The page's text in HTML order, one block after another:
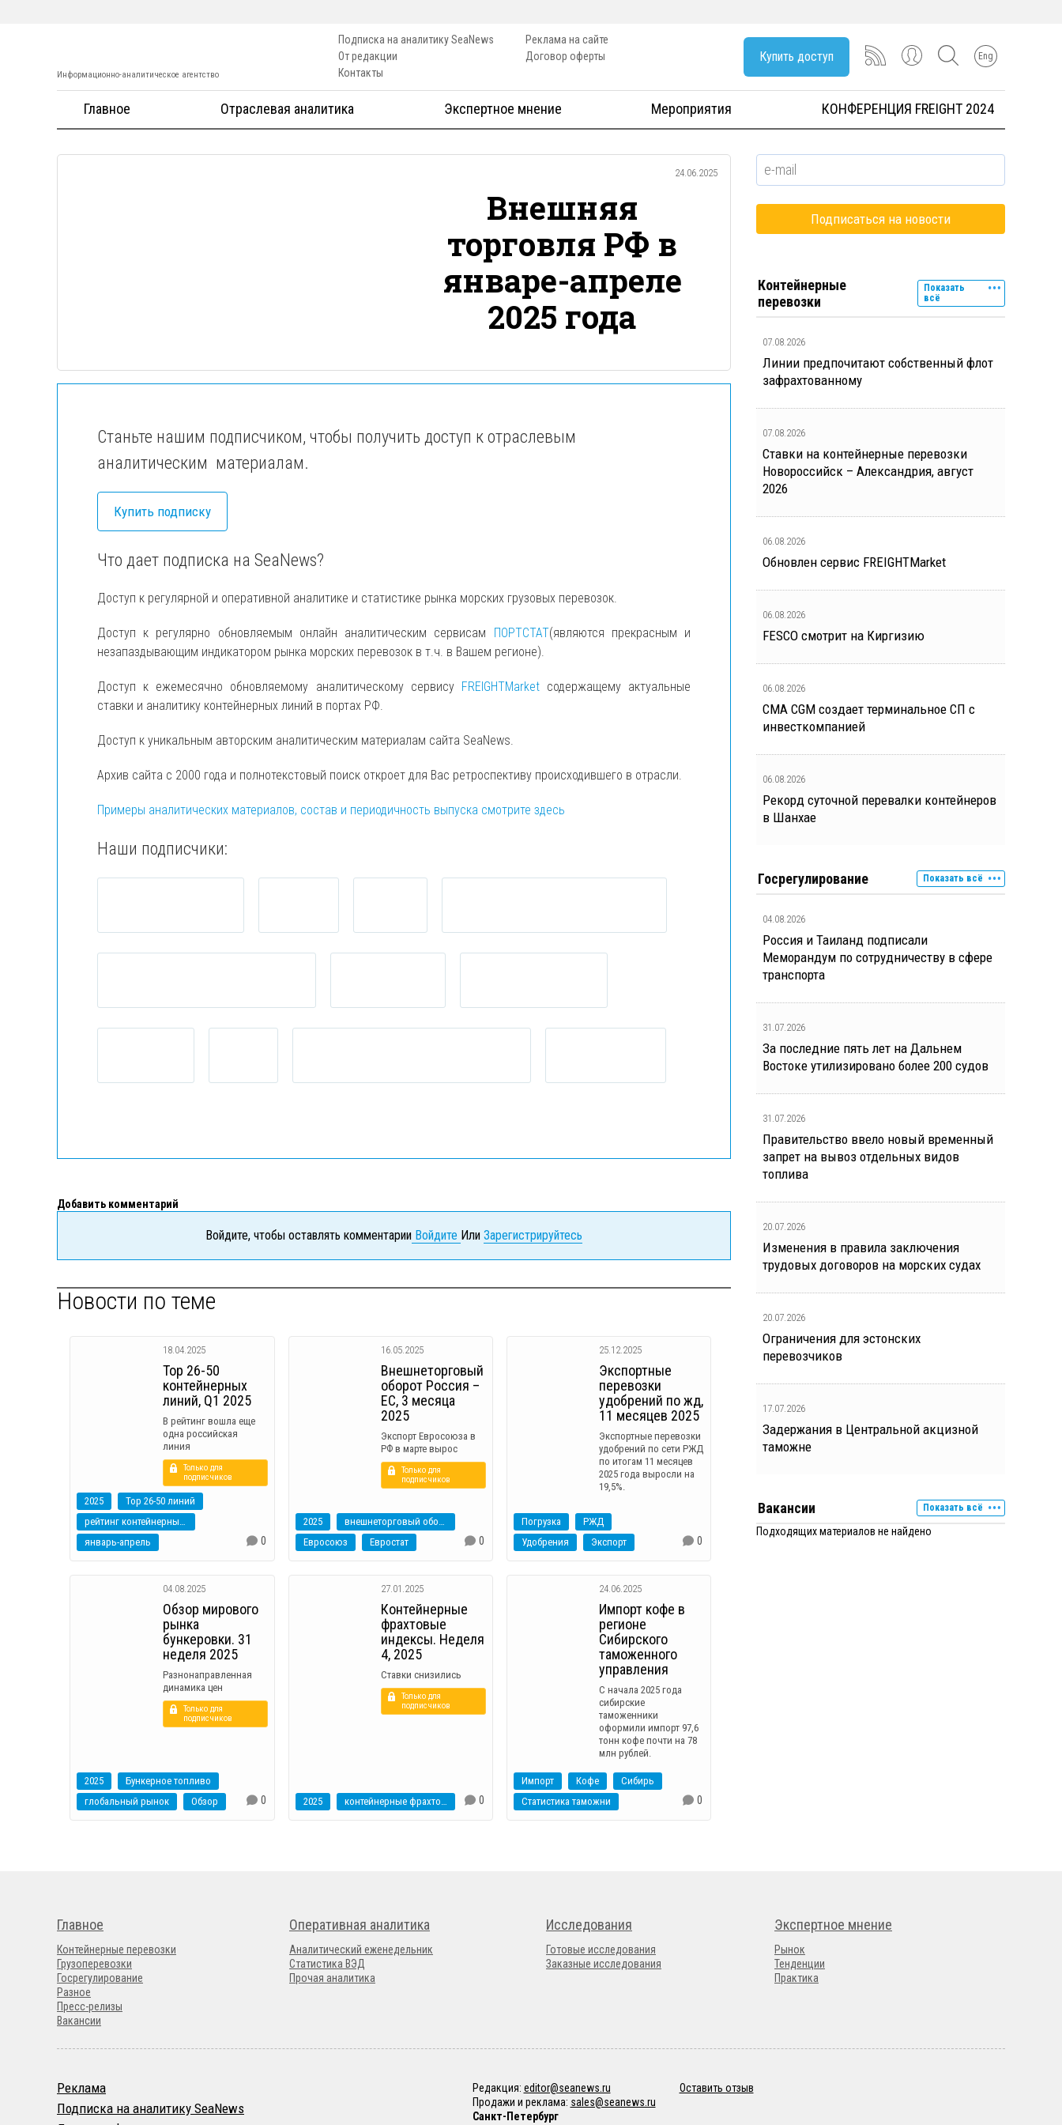
Информационно-аналитическое агентство
Подписка на аналитику SeaNews
От редакции
Контакты
Реклама на сайте
Договор оферты
Купить доступ Eng
Главное Отраслевая аналитика Экспертное мнение Мероприятия КОНФЕРЕНЦИЯ FREIGHT 2024
24.06.2025
Внешняя
торговля РФ в
январе-апреле
2025 года
Станьте нашим подписчиком, чтобы получить доступ к отраслевым
аналитическим материалам.
Купить подписку
Что дает подписка на SeaNews?
Доступ к регулярной и оперативной аналитике и статистике рынка морских грузовых перевозок.
Доступ к регулярно обновляемым онлайн аналитическим сервисам ПОРТСТАТ(являются прекрасным и
незапаздывающим индикатором рынка морских перевозок в т.ч. в Вашем регионе).
Доступ к ежемесячно обновляемому аналитическому сервису FREIGHTMarketсодержащему актуальные
ставки и аналитику контейнерных линий в портах РФ.
Доступ к уникальным авторским аналитическим материалам сайта SeaNews.
Архив сайта с 2000 года и полнотекстовый поиск откроет для Вас ретроспективу происходившего в отрасли.
Примеры аналитических материалов, состав и периодичность выпуска смотрите здесь
Наши подписчики:
Добавить комментарий
Войдите, чтобы оставлять комментарии Войдите Или Зарегистрируйтесь
Новости по теме
18.04.2025
Top 26-50
контейнерных
линий, Q1 2025
В рейтинг вошла еще
одна российская
линия
Только для
подписчиков
2025
Top 26-50 линий
рейтинг контейнерных линий
январь-апрель
0
16.05.2025
Внешнеторговый
оборот Россия –
ЕС, 3 месяца
2025
Экспорт Евросоюза в
РФ в марте вырос
Только для
подписчиков
2025
внешнеторговый оборот
Евросоюз
Евростат 0
25.12.2025
Экспортные
перевозки
удобрений по жд,
11 месяцев 2025
Экспортные перевозки
удобрений по сети РЖД
по итогам 11 месяцев
2025 года выросли на
19,5%.
Погрузка
РЖД
Удобрения
Экспорт 0
04.08.2025
Обзор мирового
рынка
бункеровки. 31
неделя 2025
Разнонаправленная
динамика цен
Только для
подписчиков
2025
Бункерное топливо
глобальный рынок
Обзор 0
27.01.2025
Контейнерные
фрахтовые
индексы. Неделя
4, 2025
Ставки снизились
Только для
подписчиков
2025 0
24.06.2025
Импорт кофе в
регионе
Сибирского
таможенного
управления
С начала 2025 года
сибирские
таможенники
оформили импорт 97,6
тонн кофе почти на 78
млн рублей.
Импорт Кофе
Сибирь
Статистика таможни
0
Контейнерные
перевозки
Показать
всё
07.08.2026
Линии предпочитают собственный флот
зафрахтованному
07.08.2026
Ставки на контейнерные перевозки
Новороссийск – Александрия, август
2026
06.08.2026
Обновлен сервис FREIGHTMarket
06.08.2026
FESCO смотрит на Киргизию
06.08.2026
CMA CGM создает терминальное СП с
инвесткомпанией
06.08.2026
Рекорд суточной перевалки контейнеров
в Шанхае
Госрегулирование Показать всё
04.08.2026
Россия и Таиланд подписали
Меморандум по сотрудничеству в сфере
транспорта
31.07.2026
За последние пять лет на Дальнем
Востоке утилизировано более 200 судов
31.07.2026
Правительство ввело новый временный
запрет на вывоз отдельных видов
топлива
20.07.2026
Изменения в правила заключения
трудовых договоров на морских судах
20.07.2026
Ограничения для эстонских
перевозчиков
17.07.2026
Задержания в Центральной акцизной
таможне
Вакансии Показать всё
Подходящих материалов не найдено
Главное
Контейнерные перевозки
Грузоперевозки
Госрегулирование
Разное
Пресс-релизы
Вакансии
Оперативная аналитика
Аналитический еженедельник
Статистика ВЭД
Прочая аналитика
Исследования
Готовые исследования
Заказные исследования
Экспертное мнение
Рынок
Тенденции
Практика
Реклама
Подписка на аналитику SeaNews
Редакция: editor@seanews.ru
Продажи и реклама: sales@seanews.ru
Санкт-Петербург
Оставить отзыв